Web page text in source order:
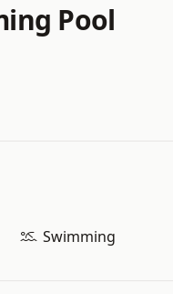
Pool
Swimming